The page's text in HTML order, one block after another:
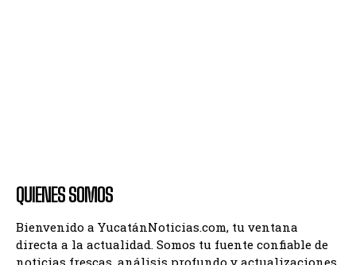
QUIENES SOMOS
Bienvenido a YucatánNoticias.com, tu ventana
directa a la actualidad. Somos tu fuente confiable de